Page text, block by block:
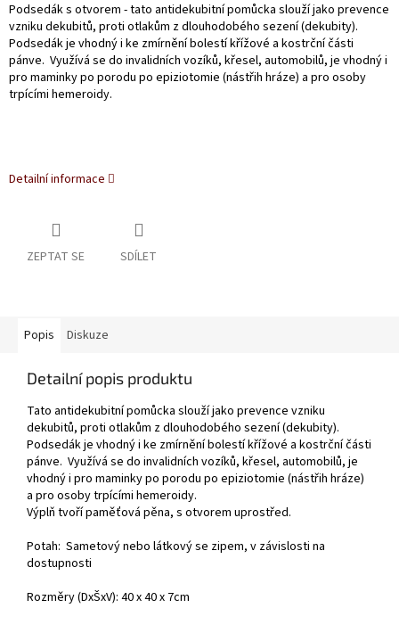
Podsedák s otvorem - tato antidekubitní pomůcka slouží jako prevence
vzniku dekubitů, proti otlakům z dlouhodobého sezení (dekubity).
Podsedák je vhodný i ke zmírnění bolestí křížové a kostrční části
pánve. Využívá se do invalidních vozíků, křesel, automobilů, je vhodný i
pro maminky po porodu po epiziotomie (nástřih hráze) a pro osoby
trpícími hemeroidy.
Detailní informace
ZEPTAT SE SDÍLET
Popis Diskuze
Detailní popis produktu
Tato antidekubitní pomůcka slouží jako prevence vzniku
dekubitů, proti otlakům z dlouhodobého sezení (dekubity).
Podsedák je vhodný i ke zmírnění bolestí křížové a kostrční části
pánve. Využívá se do invalidních vozíků, křesel, automobilů, je
vhodný i pro maminky po porodu po epiziotomie (nástřih hráze)
a pro osoby trpícími hemeroidy.
Výplň tvoří paměťová pěna, s otvorem uprostřed.
Potah: Sametový nebo látkový se zipem, v závislosti na
dostupnosti
Rozměry (DxŠxV): 40 x 40 x 7cm